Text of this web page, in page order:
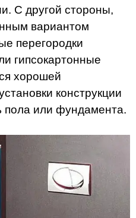
С другой стороны,
вариантом
перегородки
гипсокартонные
хорошей
конструкции
пола или фундамента.